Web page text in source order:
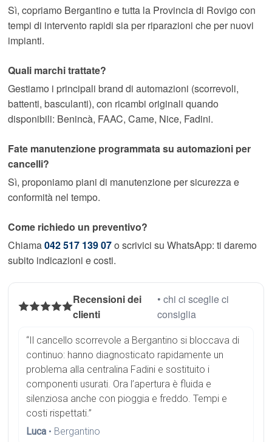
Sì, copriamo Bergantino e tutta la Provincia di Rovigo con
tempi di intervento rapidi sia per riparazioni che per nuovi
impianti.
Quali marchi trattate?
Gestiamo i principali brand di automazioni (scorrevoli,
battenti, basculanti), con ricambi originali quando
disponibili: Benincà, FAAC, Came, Nice, Fadini.
Fate manutenzione programmata su automazioni per
cancelli?
Sì, proponiamo piani di manutenzione per sicurezza e
conformità nel tempo.
Come richiedo un preventivo?
Chiama042 517 139 07o scrivici su WhatsApp: ti daremo
subito indicazioni e costi.
Recensioni dei
clienti
• chi ci sceglie ci
consiglia
“Il cancello scorrevole a Bergantino si bloccava di
continuo: hanno diagnosticato rapidamente un
problema alla centralina Fadini e sostituito i
componenti usurati. Ora l’apertura è fluida e
silenziosa anche con pioggia e freddo. Tempi e
costi rispettati.”
Luca • Bergantino